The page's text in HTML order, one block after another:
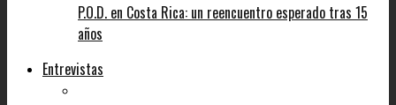
P.O.D. en Costa Rica: un reencuentro esperado tras 15
años
Entrevistas